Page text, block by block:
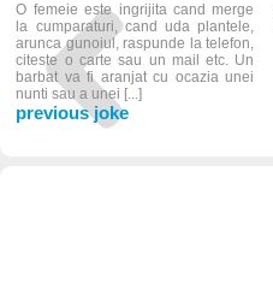
O femeie este ingrijita cand merge
la cumparaturi, cand uda plantele,
arunca gunoiul, raspunde la telefon,
citeste o carte sau un mail etc. Un
barbat va fi aranjat cu ocazia unei
nunti sau a unei [...]
previous joke